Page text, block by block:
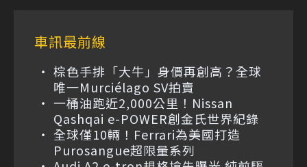
車訊最前線
棕色手排「大牛」身價再創高？全球
唯一Murciélago SV拍賣
一桶油跑近2,000公里！Nissan
Qashqai e-POWER創金氏世界紀錄
全球僅10輛！Ferrari為美國打造
Purosangue超限量系列